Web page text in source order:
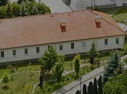
Klasztor
1,5%
Kontakt